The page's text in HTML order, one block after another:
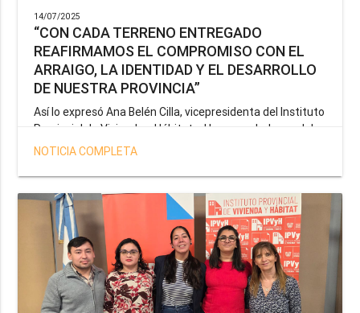
14/07/2025
“CON CADA TERRENO ENTREGADO
REAFIRMAMOS EL COMPROMISO CON EL
ARRAIGO, LA IDENTIDAD Y EL DESARROLLO
DE NUESTRA PROVINCIA”
Así lo expresó Ana Belén Cilla, vicepresidenta del Instituto
Provincial de Vivienda y Hábitat, al hacer un balance del
trabajo del organismo en el marco de la operatoria
salud y seguridad impulsada por el gobernador Gustavo
Melella.
NOTICIA COMPLETA